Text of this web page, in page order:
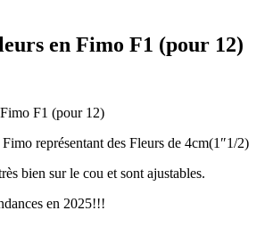
en Fimo F1 (pour 12)
F1 (pour 12)
représentant des Fleurs de 4cm(1″1/2)
bien sur le cou et sont ajustables.
en 2025!!!